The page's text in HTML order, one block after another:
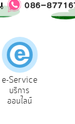
e-Service
บริการ
ออนไลน์